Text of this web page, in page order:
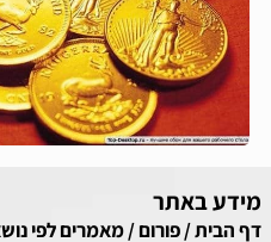
מידע באתר
דף הבית/פורום/מאמרים לפי